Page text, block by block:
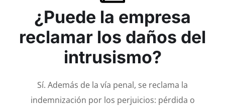
¿Puede la empresa
reclamar los daños del
intrusismo?
Sí. Además de la vía penal, se reclama la
indemnización por los perjuicios: pérdida o